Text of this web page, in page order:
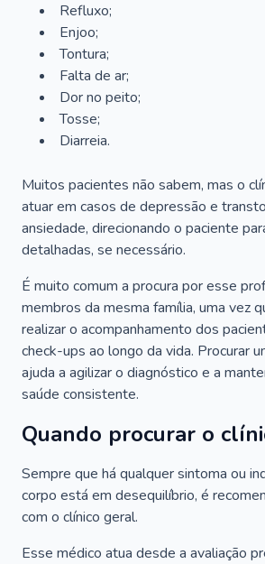
Refluxo;
Enjoo;
Tontura;
Falta de ar;
Dor no peito;
Tosse;
Diarreia.
Muitos pacientes não sabem, mas o
atuar em casos de depressão e
ansiedade, direcionando o paciente
detalhadas, se necessário.
É muito comum a procura por esse
membros da mesma família, uma vez
realizar o acompanhamento dos
check-ups ao longo da vida. Procurar
ajuda a agilizar o diagnóstico e a
saúde consistente.
Quando procurar o
Sempre que há qualquer sintoma ou
corpo está em desequilíbrio, é
com o clínico geral.
Esse médico atua desde a avaliação